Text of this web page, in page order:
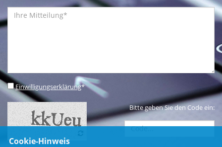
Einwilligungserklärung*
Bitte geben Sie den Code ein:
Cookie-Hinweis